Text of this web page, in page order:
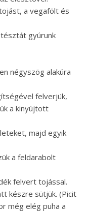
a vegafölt és
gyúrunk
négyszög alakúra
felverjük,
a kinyújtott
majd egyik
a feldarabolt
felvert tojással.
készre sütjük. (Picit
még elég puha a